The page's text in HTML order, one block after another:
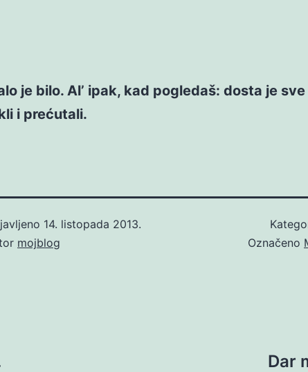
je bilo. Al’ ipak, kad pogledaš: dosta je
i prećutali.
14. listopada 2013.
mojblog
Označeno
Dar